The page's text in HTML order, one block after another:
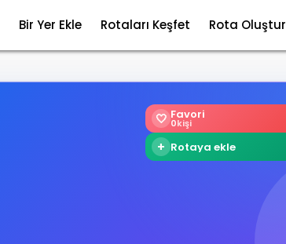
Bir Yer Ekle Rotaları Keşfet Rota Oluştur
🤍 Favori
0kişi
+ Rotaya ekle